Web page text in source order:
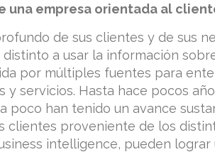
una empresa orientada al
de sus clientes y de sus
a usar la información
por múltiples fuentes para
servicios. Hasta hace pocos
poco han tenido un avance
clientes proveniente de los
intelligence, pueden lograr